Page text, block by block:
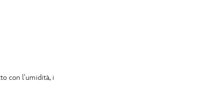
con l'umidità, i